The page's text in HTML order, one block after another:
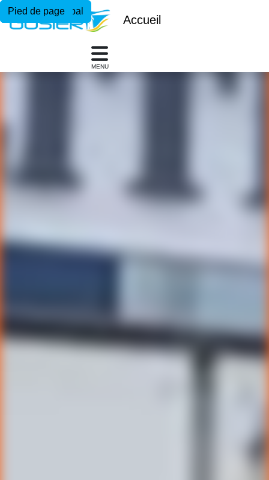
Menu principal
Contenu principal
Pied de page
Accueil
MENU